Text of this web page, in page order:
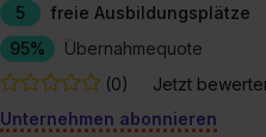
5
freie Ausbildungsplätze
95%
Übernahmequote
(0)
Jetzt
Unternehmen abonnieren